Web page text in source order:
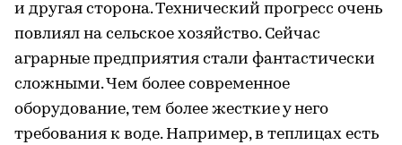
и другая сторона. Технический прогресс очень
повлиял на сельское хозяйство. Сейчас
аграрные предприятия стали фантастически
сложными. Чем более современное
оборудование, тем более жесткие у него
требования к воде. Например, в теплицах есть